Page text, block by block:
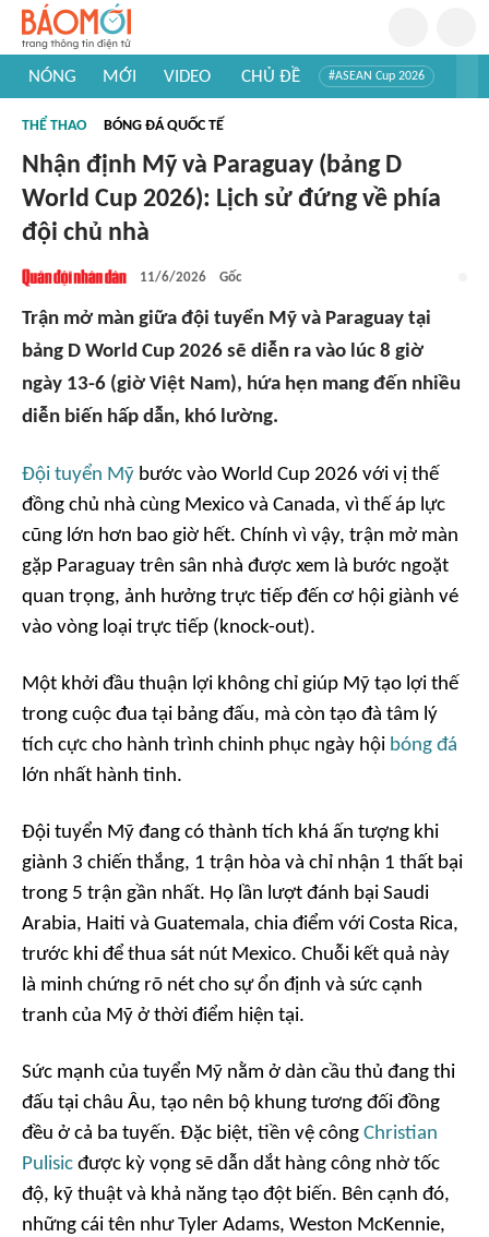
NÓNG MỚI VIDEO CHỦ ĐỀ #ASEAN Cup 2026
#Khám phá thế giới
THỂ THAO BÓNG ĐÁ QUỐC TẾ
Nhận định Mỹ và Paraguay (bảng D
World Cup 2026): Lịch sử đứng về phía
đội chủ nhà
11/6/2026 Gốc
Trận mở màn giữa đội tuyển Mỹ và Paraguay tại
bảng D World Cup 2026 sẽ diễn ra vào lúc 8 giờ
ngày 13-6 (giờ Việt Nam), hứa hẹn mang đến nhiều
diễn biến hấp dẫn, khó lường.
Đội tuyển Mỹ bước vào World Cup 2026 với vị thế
đồng chủ nhà cùng Mexico và Canada, vì thế áp lực
cũng lớn hơn bao giờ hết. Chính vì vậy, trận mở màn
gặp Paraguay trên sân nhà được xem là bước ngoặt
quan trọng, ảnh hưởng trực tiếp đến cơ hội giành vé
vào vòng loại trực tiếp (knock-out).
Một khởi đầu thuận lợi không chỉ giúp Mỹ tạo lợi thế
trong cuộc đua tại bảng đấu, mà còn tạo đà tâm lý
tích cực cho hành trình chinh phục ngày hội bóng đá
lớn nhất hành tinh.
Đội tuyển Mỹ đang có thành tích khá ấn tượng khi
giành 3 chiến thắng, 1 trận hòa và chỉ nhận 1 thất bại
trong 5 trận gần nhất. Họ lần lượt đánh bại Saudi
Arabia, Haiti và Guatemala, chia điểm với Costa Rica,
trước khi để thua sát nút Mexico. Chuỗi kết quả này
là minh chứng rõ nét cho sự ổn định và sức cạnh
tranh của Mỹ ở thời điểm hiện tại.
Sức mạnh của tuyển Mỹ nằm ở dàn cầu thủ đang thi
đấu tại châu Âu, tạo nên bộ khung tương đối đồng
đều ở cả ba tuyến. Đặc biệt, tiền vệ công Christian
Pulisic được kỳ vọng sẽ dẫn dắt hàng công nhờ tốc
độ, kỹ thuật và khả năng tạo đột biến. Bên cạnh đó,
những cái tên như Tyler Adams, Weston McKennie,